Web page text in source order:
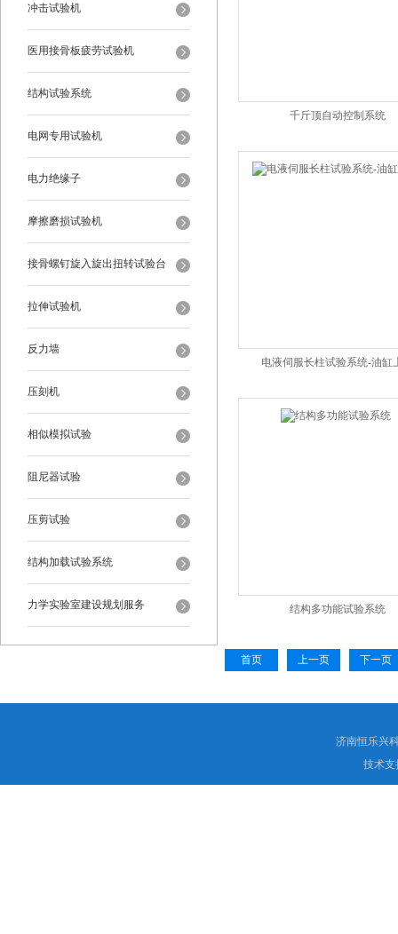
冲击试验机
医用接骨板疲劳试验机
结构试验系统
电网专用试验机
电力绝缘子
摩擦磨损试验机
接骨螺钉旋入旋出扭转试验台
拉伸试验机
反力墙
压刻机
相似模拟试验
阻尼器试验
压剪试验
结构加载试验系统
力学实验室建设规划服务
千斤顶自动控制系统
电液伺服长柱试验系统-油缸
结构多功能试验系统
首页 上一页 下一页
济南恒乐兴
技术支